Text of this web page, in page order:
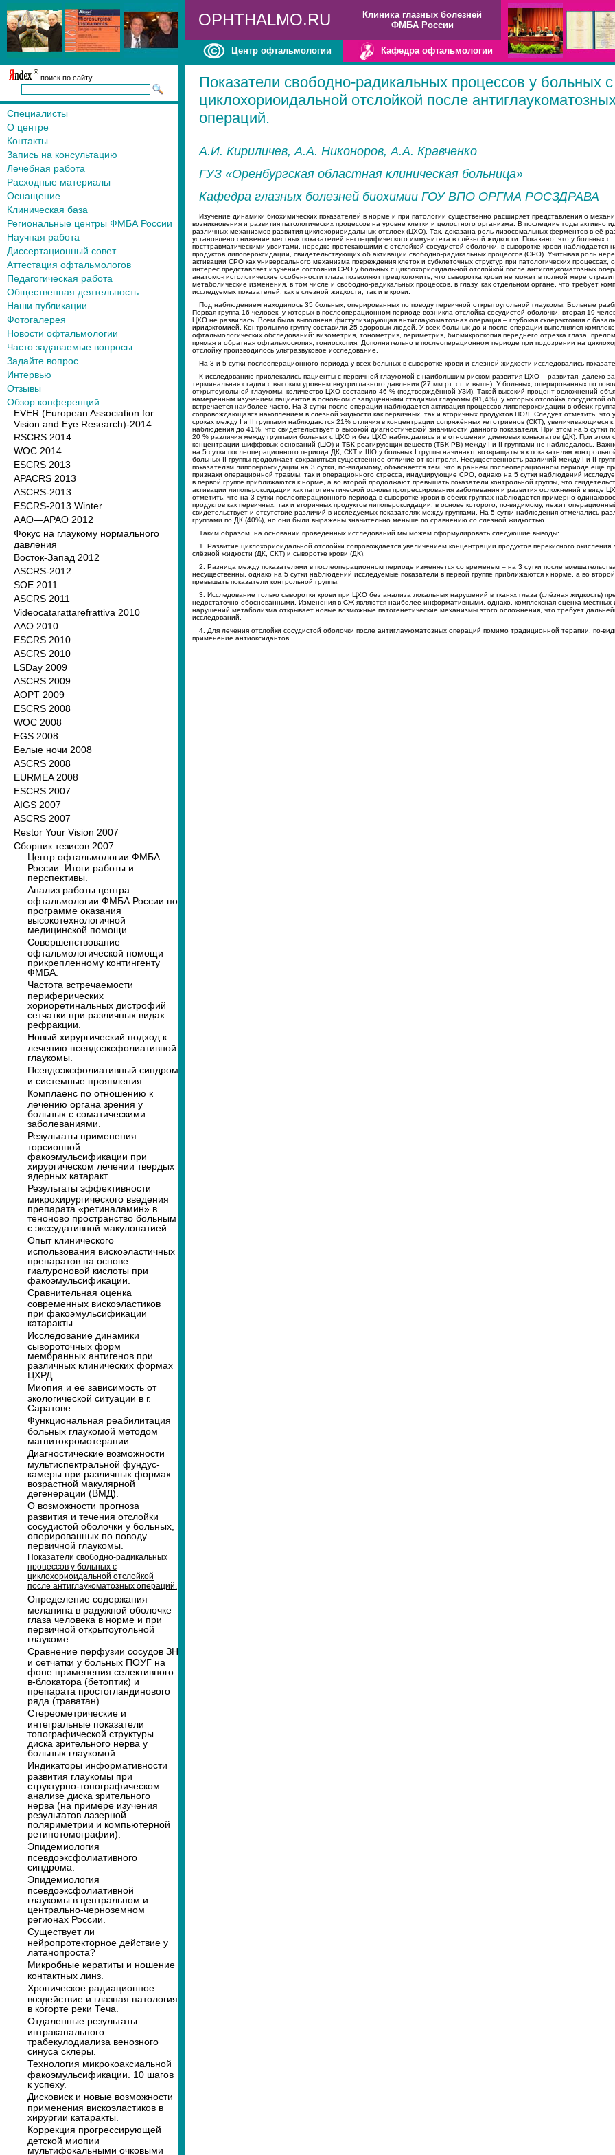
OPHTHALMO.RU
Клиника глазных болезней
ФМБА России
Центр офтальмологии Кафедра офтальмологии
поиск по сайту
Специалисты
О центре
Контакты
Запись на консультацию
Лечебная работа
Расходные материалы
Оснащение
Клиническая база
Региональные центры ФМБА России
Научная работа
Диссертационный совет
Аттестация офтальмологов
Педагогическая работа
Общественная деятельность
Наши публикации
Фотогалерея
Новости офтальмологии
Часто задаваемые вопросы
Задайте вопрос
Интервью
Отзывы
Обзор конференций
EVER (European Association for
Vision and Eye Research)-2014
RSCRS 2014
WOC 2014
ESCRS 2013
APACRS 2013
ASCRS-2013
ESCRS-2013 Winter
AAO—APAO 2012
Фокус на глаукому нормального
давления
Восток-Запад 2012
ASCRS-2012
SOE 2011
ASCRS 2011
Videocatarattarefrattiva 2010
ААО 2010
ESCRS 2010
ASCRS 2010
LSDay 2009
ASCRS 2009
AOPT 2009
ESCRS 2008
WOC 2008
EGS 2008
Белые ночи 2008
ASCRS 2008
EURMEA 2008
ESCRS 2007
AIGS 2007
ASCRS 2007
Restor Your Vision 2007
Сборник тезисов 2007
Центр офтальмологии ФМБА
России. Итоги работы и
перспективы.
Анализ работы центра
офтальмологии ФМБА России по
программе оказания
высокотехнологичной
медицинской помощи.
Совершенствование
офтальмологической помощи
прикрепленному контингенту
ФМБА.
Частота встречаемости
периферических
хориоретинальных дистрофий
сетчатки при различных видах
рефракции.
Новый хирургический подход к
лечению псевдоэксфолиативной
глаукомы.
Псевдоэксфолиативный синдром
и системные проявления.
Комплаенс по отношению к
лечению органа зрения у
больных с соматическими
заболеваниями.
Результаты применения
торсионной
факоэмульсификации при
хирургическом лечении твердых
ядерных катаракт.
Результаты эффективности
микрохирургического введения
препарата «ретиналамин» в
теноново пространство больным
с экссудативной макулопатией.
Опыт клинического
использования вискоэластичных
препаратов на основе
гиалуроновой кислоты при
факоэмульсификации.
Сравнительная оценка
современных вискоэластиков
при факоэмульсификации
катаракты.
Исследование динамики
сывороточных форм
мембранных антигенов при
различных клинических формах
ЦХРД.
Миопия и ее зависимость от
экологической ситуации в г.
Саратове.
Функциональная реабилитация
больных глаукомой методом
магнитохромотерапии.
Диагностические возможности
мультиспектральной фундус-
камеры при различных формах
возрастной макулярной
дегенерации (ВМД).
О возможности прогноза
развития и течения отслойки
сосудистой оболочки у больных,
оперированных по поводу
первичной глаукомы.
Показатели свободно-радикальных
процессов у больных с
циклохориоидальной отслойкой
после антиглаукоматозных операций.
Определение содержания
меланина в радужной оболочке
глаза человека в норме и при
первичной открытоугольной
глаукоме.
Сравнение перфузии сосудов ЗН
и сетчатки у больных ПОУГ на
фоне применения селективного
в-блокатора (бетоптик) и
препарата простогландинового
ряда (траватан).
Стереометрические и
интегральные показатели
топографической структуры
диска зрительного нерва у
больных глаукомой.
Индикаторы информативности
развития глаукомы при
структурно-топографическом
анализе диска зрительного
нерва (на примере изучения
результатов лазерной
поляриметрии и компьютерной
ретинотомографии).
Эпидемиология
псевдоэксфолиативного
синдрома.
Эпидемиология
псевдоэксфолиативной
глаукомы в центральном и
центрально-черноземном
регионах России.
Существует ли
нейропротекторное действие у
латанопроста?
Микробные кератиты и ношение
контактных линз.
Хроническое радиационное
воздействие и глазная патология
в когорте реки Теча.
Отдаленные результаты
интраканального
трабекулодиализа венозного
синуса склеры.
Технология микрокоаксиальной
факоэмульсификации. 10 шагов
к успеху.
Дисковиск и новые возможности
применения вискоэластиков в
хирургии катаракты.
Коррекция прогрессирующей
детской миопии
мультифокальными очковыми
Показатели свободно-радикальных процессов у больных с
циклохориоидальной отслойкой после
операций.
А.И. Кириличев, А.А. Никоноров, А.А. Кравченко
ГУЗ «Оренбургская областная клиническая больница»
Кафедра глазных болезней биохимии ГОУ ВПО ОРГМА РОСЗДРАВА
Изучение динамики биохимических показателей в норме и при патологии существенно расширяет представления о
возникновения и развития патологических процессов на уровне клетки и целостного организма. В последние годы активно
различных механизмов развития циклохориоидальных отслоек (ЦХО). Так, доказана роль лизосомальных ферментов в её
установлено снижение местных показателей неспецифического иммунитета в слёзной жидкости. Показано, что у больных с
посттравматическими увеитами, нередко протекающими с отслойкой сосудистой оболочки, в сыворотке крови наблюдается
продуктов липопероксидации, свидетельствующих об активации свободно-радикальных процессов (СРО). Учитывая роль
активации СРО как универсального механизма повреждения клеток и субклеточных структур при патологических процессах,
интерес представляет изучение состояния СРО у больных с циклохориоидальной отслойкой после антиглаукоматозных
анатомо-гистологические особенности глаза позволяют предположить, что сыворотка крови не может в полной мере
метаболические изменения, в том числе и свободно-радикальных процессов, в глазу, как отдельном органе, что требует
исследуемых показателей, как в слезной жидкости, так и в крови.
Под наблюдением находилось 35 больных, оперированных по поводу первичной открытоугольной глаукомы. Больные
Первая группа 16 человек, у которых в послеоперационном периоде возникла отслойка сосудистой оболочки, вторая 19
ЦХО не развилась. Всем была выполнена фистулизирующая антиглаукоматозная операция – глубокая склерэктомия с
иридэктомией. Контрольную группу составили 25 здоровых людей. У всех больных до и после операции выполнялся комплекс
офтальмологических обследований: визометрия, тонометрия, периметрия, биомикроскопия переднего отрезка глаза,
прямая и обратная офтальмоскопия, гониоскопия. Дополнительно в послеоперационном периоде при подозрении на
отслойку производилось ультразвуковое исследование.
На 3 и 5 сутки послеоперационного периода у всех больных в сыворотке крови и слёзной жидкости исследовались
К исследованию привлекались пациенты с первичной глаукомой с наибольшим риском развития ЦХО – развитая, далеко
терминальная стадии с высоким уровнем внутриглазного давления (27 мм рт. ст. и выше). У больных, оперированных по
открытоугольной глаукомы, количество ЦХО составило 46 % (подтверждённой УЗИ). Такой высокий процент осложнений
намеренным изучением пациентов в основном с запущенными стадиями глаукомы (91,4%), у которых отслойка сосудистой
встречается наиболее часто. На 3 сутки после операции наблюдается активация процессов липопероксидации в обеих
сопровождающаяся накоплением в слезной жидкости как первичных, так и вторичных продуктов ПОЛ. Следует отметить, что
сроках между I и II группами наблюдаются 21% отличия в концентрации сопряжённых кетотриенов (СКТ), увеличивающиеся к
наблюдения до 41%, что свидетельствует о высокой диагностической значимости данного показателя. При этом на 5 сутки
20 % различия между группами больных с ЦХО и без ЦХО наблюдались и в отношении диеновых коньюгатов (ДК). При этом
концентрации шиффовых оснований (ШО) и ТБК-реагирующих веществ (ТБК-РВ) между I и II группами не наблюдалось.
на 5 сутки послеоперационного периода ДК, СКТ и ШО у больных I группы начинают возвращаться к показателям
больных II группы продолжает сохраняться существенное отличие от контроля. Несущественность различий между I и II
показателям липопероксидации на 3 сутки, по-видимому, объясняется тем, что в раннем послеоперационном периоде ещё
признаки операционной травмы, так и операционного стресса, индуцирующие СРО, однако на 5 сутки наблюдений
в первой группе приближаются к норме, а во второй продолжают превышать показатели контрольной группы, что
активации липопероксидации как патогенетической основы прогрессирования заболевания и развития осложнений в виде
отметить, что на 3 сутки послеоперационного периода в сыворотке крови в обеих группах наблюдается примерно
продуктов как первичных, так и вторичных продуктов липопероксидации, в основе которого, по-видимому, лежит
свидетельствует и отсутствие различий в исследуемых показателях между группами. На 5 сутки наблюдения отмечались
группами по ДК (40%), но они были выражены значительно меньше по сравнению со слезной жидкостью.
Таким образом, на основании проведенных исследований мы можем сформулировать следующие выводы:
1. Развитие циклохориоидальной отслойки сопровождается увеличением концентрации продуктов перекисного окисления
слёзной жидкости (ДК, СКТ) и сыворотке крови (ДК).
2. Разница между показателями в послеоперационном периоде изменяется со временем – на 3 сутки после
несущественны, однако на 5 сутки наблюдений исследуемые показатели в первой группе приближаются к норме, а во
превышать показатели контрольной группы.
3. Исследование только сыворотки крови при ЦХО без анализа локальных нарушений в тканях глаза (слёзная жидкость)
недостаточно обоснованными. Изменения в СЖ являются наиболее информативными, однако, комплексная оценка местных
нарушений метаболизма открывает новые возможные патогенетические механизмы этого осложнения, что требует
исследований.
4. Для лечения отслойки сосудистой оболочки после антиглаукоматозных операций помимо традиционной терапии, по-
применение антиоксидантов.